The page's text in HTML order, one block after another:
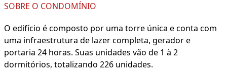
SOBRE O CONDOMÍNIO
O edifício é composto por uma torre única e conta com
uma infraestrutura de lazer completa, gerador e
portaria 24 horas. Suas unidades vão de 1 à 2
dormitórios, totalizando 226 unidades.